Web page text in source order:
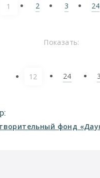
Показать:
12 24
1 2 3 24
фонд